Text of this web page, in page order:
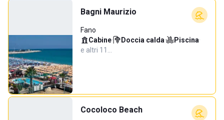
Bagni Maurizio
Fano
Cabine· Doccia calda· Piscina·
e altri 11…
Cocoloco Beach